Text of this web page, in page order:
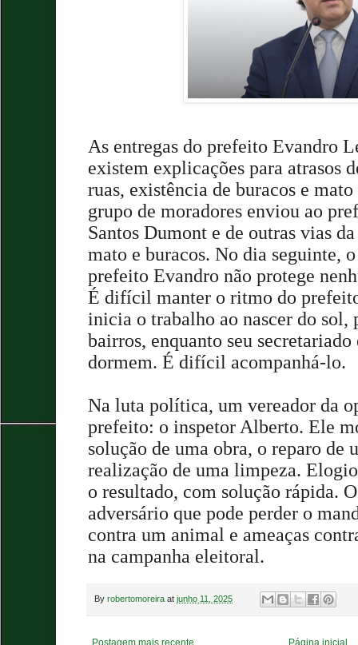
As entregas do prefeito Evandro
existem explicações para atrasos
ruas, existência de buracos e
grupo de moradores enviou ao
Santos Dumont e de outras vias
mato e buracos. No dia seguinte,
prefeito Evandro não protege
É difícil manter o ritmo do
inicia o trabalho ao nascer do sol,
bairros, enquanto seu secretariado
dormem. É difícil acompanhá-lo.
Na luta política, um vereador da
prefeito: o inspetor Alberto. Ele
solução de uma obra, o reparo de
realização de uma limpeza.
o resultado, com solução rápida.
adversário que pode perder o
contra um animal e ameaças
na campanha eleitoral.
By robertomoreira at junho 11, 2025